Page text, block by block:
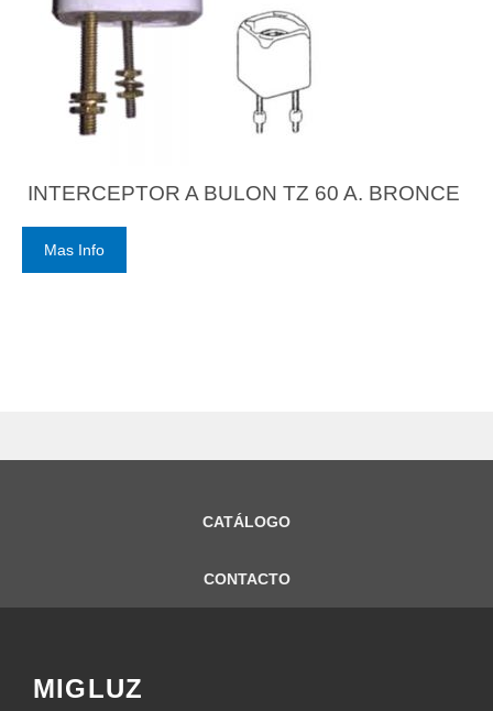
INTERCEPTOR A BULON TZ 60 A. BRONCE
Mas Info
CATÁLOGO
CONTACTO
MIGLUZ